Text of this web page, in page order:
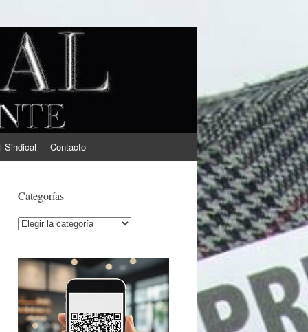
Sindical Contacto
Categorías
Categorías